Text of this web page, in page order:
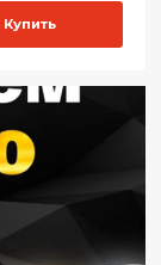
Купить